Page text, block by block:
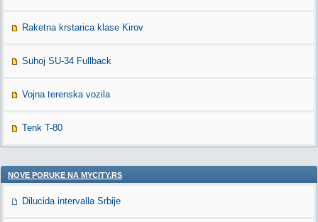
Raketna krstarica klase Kirov
Suhoj SU-34 Fullback
Vojna terenska vozila
Tenk T-80
NOVE PORUKE NA MYCITY.RS
Dilucida intervalla Srbije